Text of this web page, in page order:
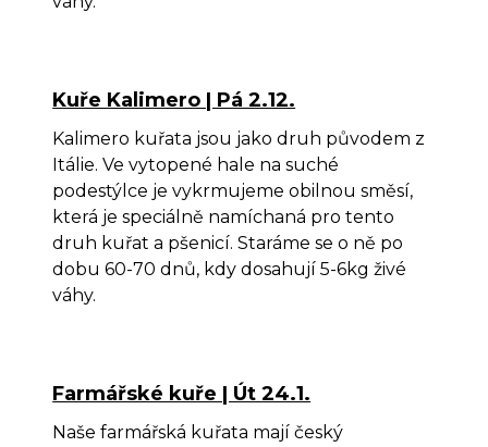
Kuře Kalimero | Pá 2.12.
Kalimero kuřata jsou jako druh původem z
Itálie. Ve vytopené hale na suché
podestýlce je vykrmujeme obilnou směsí,
která je speciálně namíchaná pro tento
druh kuřat a pšenicí. Staráme se o ně po
dobu 60-70 dnů, kdy dosahují 5-6kg živé
váhy.
Farmářské kuře | Út 24.1.
Naše farmářská kuřata mají český